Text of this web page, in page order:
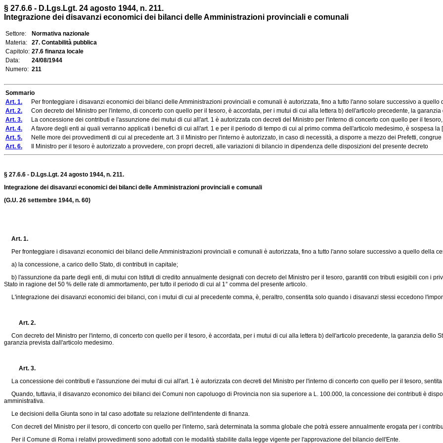
§ 27.6.6 - D.Lgs.Lgt. 24 agosto 1944, n. 211.
Integrazione dei disavanzi economici dei bilanci delle Amministrazioni provinciali e comunali
Settore:
Normativa nazionale
Materia:
27. Contabilità pubblica
Capitolo: 27.6 finanza locale
Data:
24/08/1944
Numero: 211
Sommario
Art. 1. Per fronteggiare i disavanzi economici dei bilanci delle Amministrazioni provinciali e comunali è autorizzata, fino a tutto l'anno solare successivo a quello
Art. 2. Con decreto del Ministro per l'interno, di concerto con quello per il tesoro, è accordata, per i mutui di cui alla lettera b) dell'articolo precedente, la garanzia
Art. 3. La concessione dei contributi e l'assunzione dei mutui di cui all'art. 1 è autorizzata con decreti del Ministro per l'interno di concerto con quello per il tesoro,
Art. 4. A favore degli enti ai quali verranno applicati i benefici di cui all'art. 1 e per il periodo di tempo di cui al primo comma dell'articolo medesimo, è sospesa la
Art. 5. Nelle more dei provvedimenti di cui al precedente art. 3 il Ministro per l'interno è autorizzato, in caso di necessità, a disporre a mezzo dei Prefetti, congrue
Art. 6. Il Ministro per il tesoro è autorizzato a provvedere, con propri decreti, alle variazioni di bilancio in dipendenza delle disposizioni del presente decreto
§ 27.6.6 - D.Lgs.Lgt. 24 agosto 1944, n. 211.
Integrazione dei disavanzi economici dei bilanci delle Amministrazioni provinciali e comunali
(G.U. 26 settembre 1944, n. 60)
Art. 1.
Per fronteggiare i disavanzi economici dei bilanci delle Amministrazioni provinciali e comunali è autorizzata, fino a tutto l'anno solare successivo a quello della
a) la concessione, a carico dello Stato, di contributi in capitale;
b) l'assunzione da parte degli enti, di mutui con Istituti di credito annualmente designati con decreto del Ministro per il tesoro, garantiti con tributi esigibili con i
Stato in ragione del 50 % delle rate di ammortamento, per tutto il periodo di cui al 1° comma del presente articolo.
L'integrazione dei disavanzi economici dei bilanci, con i mutui di cui al precedente comma, è, peraltro, consentita solo quando i disavanzi stessi eccedono
Art. 2.
Con decreto del Ministro per l'interno, di concerto con quello per il tesoro, è accordata, per i mutui di cui alla lettera b) dell'articolo precedente, la garanzia dello
garanzia prevista dall'articolo medesimo.
Art. 3.
La concessione dei contributi e l'assunzione dei mutui di cui all'art. 1 è autorizzata con decreti del Ministro per l'interno di concerto con quello per il tesoro,
Quando, tuttavia, il disavanzo economico dei bilanci dei Comuni non capoluogo di Provincia non sia superiore a L. 100.000, la concessione dei contributi è
amministrativa.
Le decisioni della Giunta sono in tal caso adottate su relazione dell'intendente di finanza.
Con decreti del Ministro per il tesoro, di concerto con quello per l'interno, sarà determinata la somma globale che potrà essere annualmente erogata per i
Per il Comune di Roma i relativi provvedimenti sono adottati con le modalità stabilite dalla legge vigente per l'approvazione del bilancio dell'Ente.